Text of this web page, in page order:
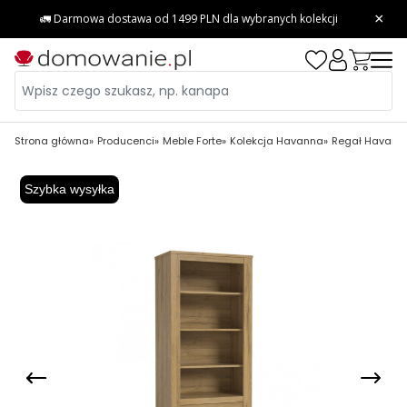
Strona główna Producenci Meble Forte Kolekcja Havanna Regał
Szybka wysyłka